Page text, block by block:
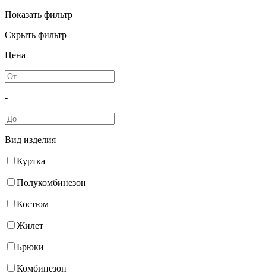
Показать фильтр
Скрыть фильтр
Цена
-
Вид изделия
Куртка
Полукомбинезон
Костюм
Жилет
Брюки
Комбинезон